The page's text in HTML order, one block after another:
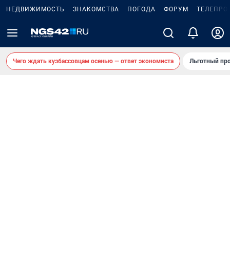
НЕДВИЖИМОСТЬ ЗНАКОМСТВА ПОГОДА ФОРУМ
Чего ждать кузбассовцам осенью — ответ экономиста Льготный